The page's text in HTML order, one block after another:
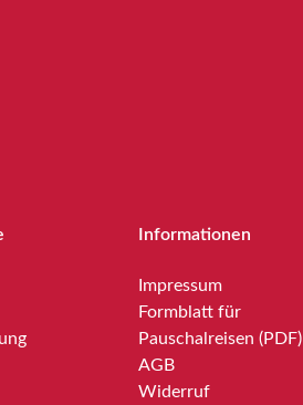
Informationen
Impressum
Formblatt für
Pauschalreisen (PDF)
AGB
Widerruf